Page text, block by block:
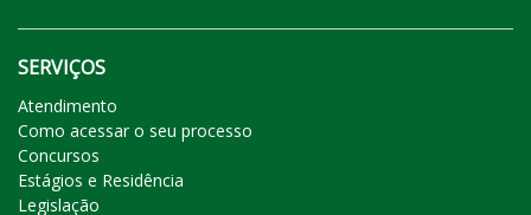
SERVIÇOS
Atendimento
Como acessar o seu processo
Concursos
Estágios e Residência
Legislação